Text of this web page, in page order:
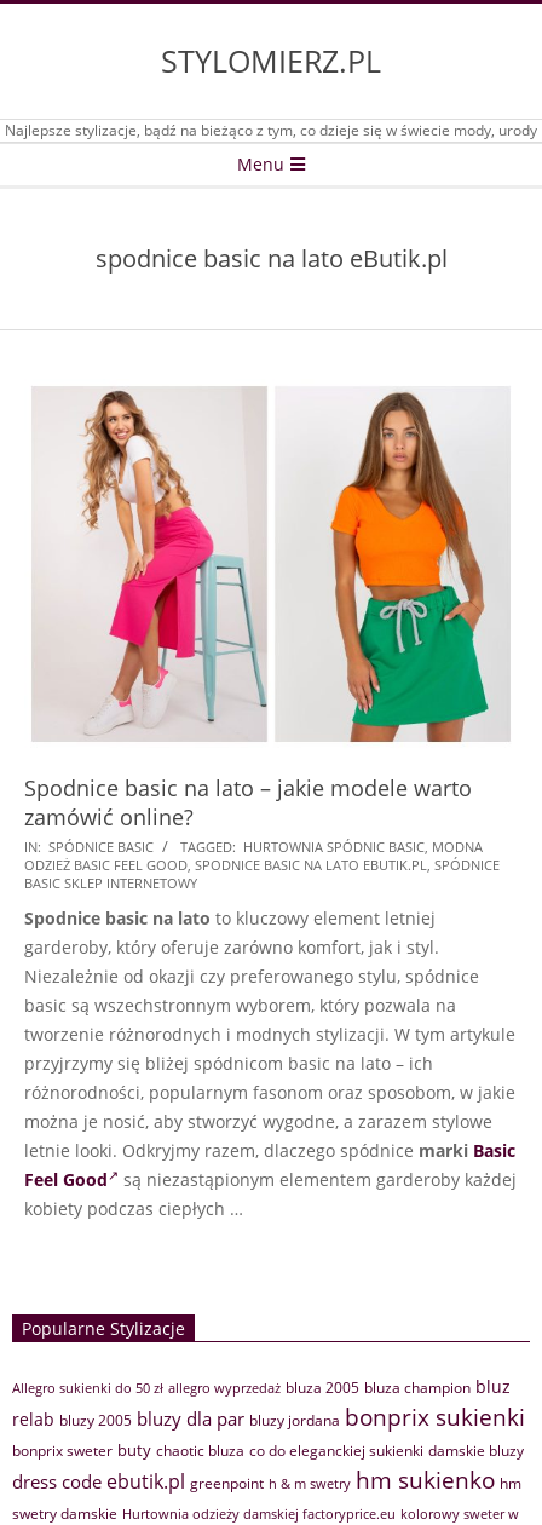
STYLOMIERZ.PL
Najlepsze stylizacje, bądź na bieżąco z tym, co dzieje się w świecie mody, urody
Menu
spodnice basic na lato eButik.pl
Spodnice basic na lato – jakie modele warto
zamówić online?
2025-
10-
IN: SPÓDNICE BASIC TAGGED: HURTOWNIA SPÓDNIC BASIC, MODNA
ODZIEŻ BASIC FEEL GOOD, SPODNICE BASIC NA LATO EBUTIK.PL, SPÓDNICE
BASIC SKLEP INTERNETOWY
Spodnice basic na lato to kluczowy element letniej
garderoby, który oferuje zarówno komfort, jak i styl.
Niezależnie od okazji czy preferowanego stylu, spódnice
basic są wszechstronnym wyborem, który pozwala na
tworzenie różnorodnych i modnych stylizacji. W tym artykule
przyjrzymy się bliżej spódnicom basic na lato – ich
różnorodności, popularnym fasonom oraz sposobom, w jakie
można je nosić, aby stworzyć wygodne, a zarazem stylowe
letnie looki. Odkryjmy razem, dlaczego spódnice marki Basic
Feel Good
są niezastąpionym elementem garderoby każdej
kobiety podczas ciepłych …
Popularne Stylizacje
Allegro sukienki do 50 zł allegro wyprzedaż bluza 2005 bluza champion bluz
relab bluzy 2005 bluzy dla par bluzy jordana bonprix sukienki
bonprix sweter buty chaotic bluza co do eleganckiej sukienki damskie bluzy
dress code ebutik.pl greenpoint h & m swetry hm sukienko hm
swetry damskie Hurtownia odzieży damskiej factoryprice.eu kolorowy sweter w